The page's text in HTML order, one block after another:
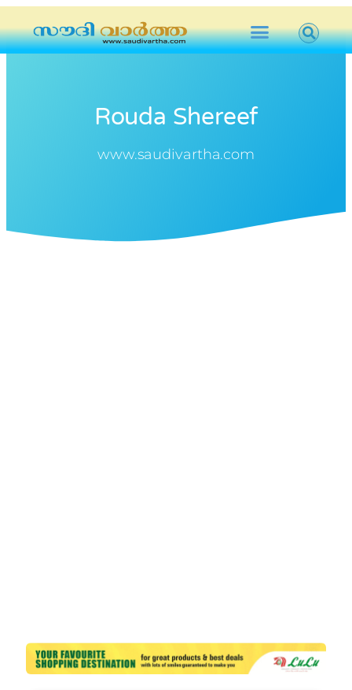
Rouda Shereef
www.saudivartha.com